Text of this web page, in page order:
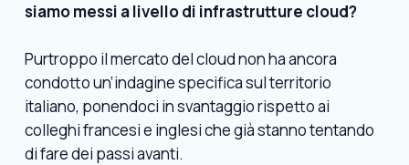
siamo messi a livello di infrastrutture cloud?
Purtroppo il mercato del cloud non ha ancora
condotto un’indagine specifica sul territorio
italiano, ponendoci in svantaggio rispetto ai
colleghi francesi e inglesi che già stanno tentando
di fare dei passi avanti.